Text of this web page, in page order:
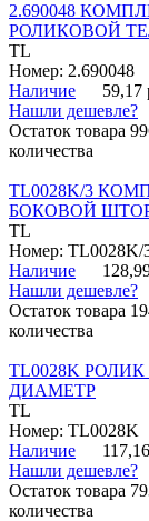
2.690048
РОЛИКОВОЙ
TL
Номер: 2.690048
Наличие
59,17
Нашли дешевле?
Остаток товара
количества
TL0028K/3
БОКОВОЙ
TL
Номер: TL0028K/
Наличие
Нашли дешевле?
Остаток товара
количества
TL0028K
ДИАМЕТР
TL
Номер: TL0028K
Наличие
Нашли дешевле?
Остаток товара
количества